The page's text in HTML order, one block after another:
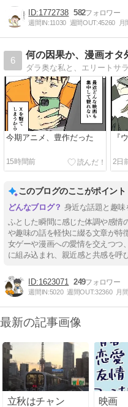
1772738 582
週間IN:11030 週間OUT:45260 月
6
何の因果か、漫画オタ
今期アニメ、豊作だった
15時間前
『
2日
このブログのここがポイント
身近な話題と趣
ふとした瞬間に感じた体調や感情
や趣味の話を軽快に綴る文章が特
女ゲーや漫画への愛情を交えつつ
に組み込まれ、親近感と共感を呼
1623071 249
週間IN:5020 週間OUT:32360 月
最新の記事画像
立秋はチャン
映画